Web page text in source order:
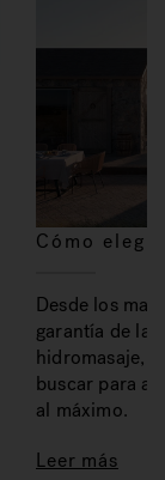
Cómo
Desde los
garantía de la
hidromasaje,
buscar para
al máximo.
Leer más